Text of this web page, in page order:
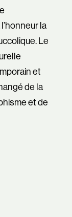
la
Le
et
de la
et de